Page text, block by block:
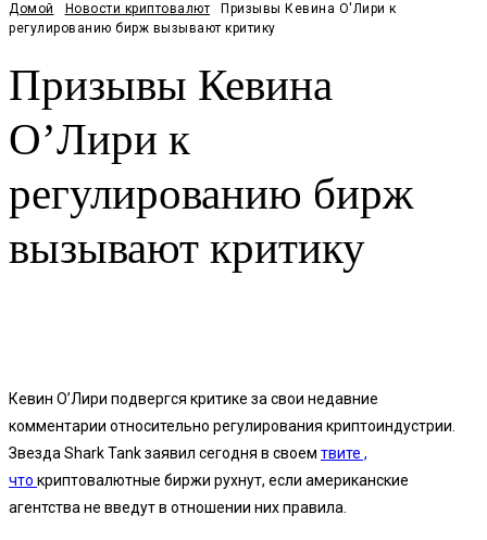
Домой Новости криптовалют
Призывы Кевина О'Лири к
регулированию бирж вызывают критику
Призывы Кевина
О’Лири к
регулированию бирж
вызывают критику
Кевин О’Лири подвергся критике за свои недавние
комментарии относительно регулирования криптоиндустрии.
Звезда Shark Tank заявил сегодня в своем твите ,
что криптовалютные биржи рухнут, если американские
агентства не введут в отношении них правила.